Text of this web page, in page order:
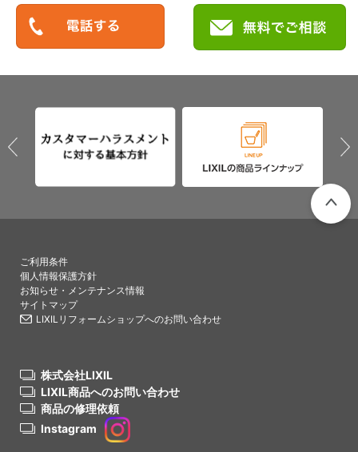
ご利用条件
個人情報保護方針
お知らせ・メンテナンス情報
サイトマップ
LIXILリフォームショップへのお問い合わせ
株式会社LIXIL
LIXIL商品へのお問い合わせ
商品の修理依頼
Instagram